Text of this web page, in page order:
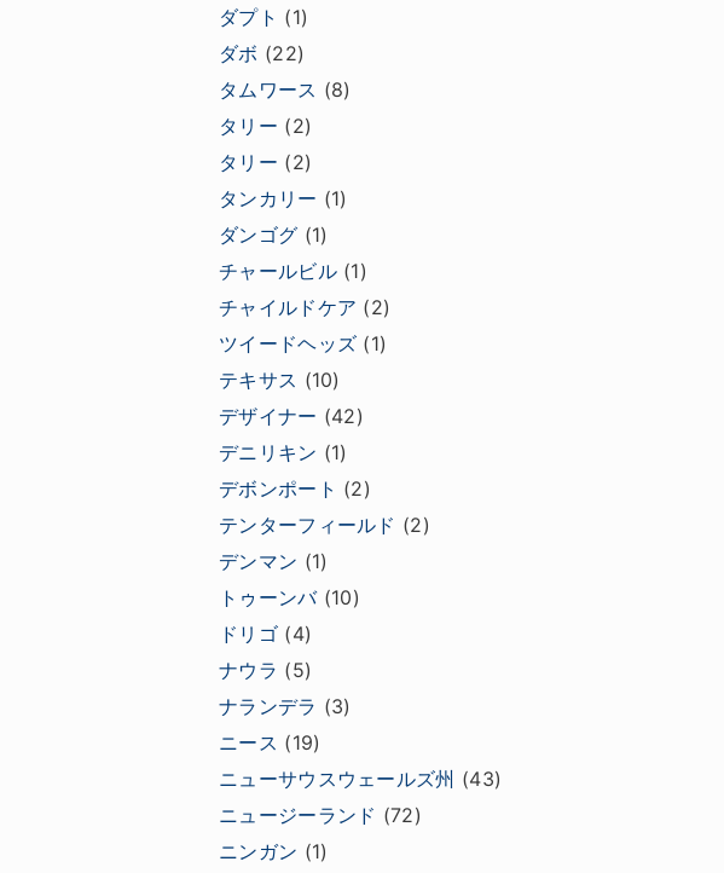
ダプト (1)
ダボ (22)
タムワース (8)
タリー (2)
タリー (2)
タンカリー (1)
ダンゴグ (1)
チャールビル(1)
チャイルドケア (2)
ツイードヘッズ (1)
テキサス (10)
デザイナー (42)
デニリキン (1)
デボンポート (2)
テンターフィールド (2)
デンマン (1)
トゥーンバ(10)
ドリゴ(4)
ナウラ (5)
ナランデラ (3)
ニース (19)
ニューサウスウェールズ州 (43)
ニュージーランド (72)
ニンガン (1)